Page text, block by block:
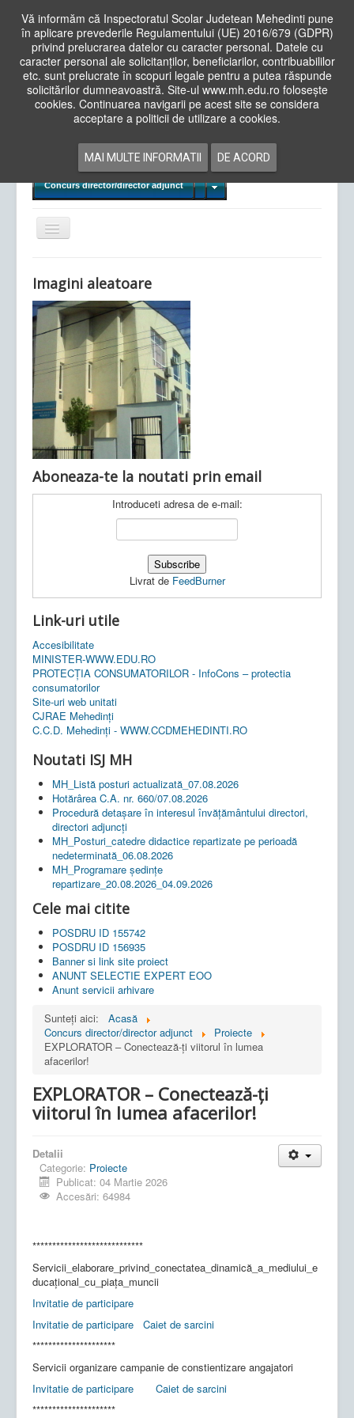
Vă informăm că Inspectoratul Scolar Judetean Mehedinti pune
în aplicare prevederile Regulamentului (UE) 2016/679 (GDPR)
privind prelucrarea datelor cu caracter personal. Datele cu
caracter personal ale solicitanților, beneficiarilor, contribuabililor
etc. sunt prelucrate în scopuri legale pentru a putea răspunde
solicitărilor dumneavoastră. Site-ul www.mh.edu.ro folosește
cookies. Continuarea navigarii pe acest site se considera
acceptare a politicii de utilizare a cookies.
MAI MULTE INFORMATII DE ACORD
Cauta
in
siteAcasa Cadre Didactice
Examene Naționale
Concurs director/director adjunct
Comută
navigarea
Ultimele articole: Vi, 04.11.2022 -
Județean Mehedinți
Imagini aleatoare
Aboneaza-te la noutati prin email
Introduceti adresa de e-mail:
Livrat de FeedBurner
Link-uri utile
Accesibilitate
MINISTER-WWW.EDU.RO
PROTECȚIA CONSUMATORILOR - InfoCons – protectia
consumatorilor
Site-uri web unitati
CJRAE Mehedinți
C.C.D. Mehedinţi - WWW.CCDMEHEDINTI.RO
Noutati ISJ MH
MH_Listă posturi actualizată_07.08.2026
Hotărârea C.A. nr. 660/07.08.2026
Procedură detașare în interesul învățământului directori,
directori adjuncți
MH_Posturi_catedre didactice repartizate pe perioadă
nedeterminată_06.08.2026
MH_Programare ședințe
repartizare_20.08.2026_04.09.2026
Cele mai citite
POSDRU ID 155742
POSDRU ID 156935
Banner si link site proiect
ANUNT SELECTIE EXPERT EOO
Anunt servicii arhivare
Sunteți aici:
Acasă
Concurs director/director adjunct
Proiecte
EXPLORATOR – Conectează-ți viitorul în lumea
afacerilor!
EXPLORATOR – Conectează-ți
viitorul în lumea afacerilor!
Detalii
Categorie: Proiecte
Publicat: 04 Martie 2026
Accesări: 64984
****************************
Servicii_elaborare_privind_conectatea_dinamică_a_mediului_e
ducațional_cu_piața_muncii
Invitatie de participare
Invitatie de participare
Caiet de sarcini
*********************
Servicii organizare campanie de constientizare angajatori
Invitatie de participare
Caiet de sarcini
*********************